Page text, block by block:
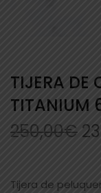
TIJERA DE
TITANIUM
250,00€
Tijera de